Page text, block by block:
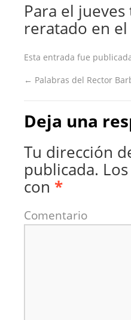
Para el
reratado en el
Esta entrada fue
← Palabras del Rector
Deja una
Tu dirección
publicada.
con *
Comentario